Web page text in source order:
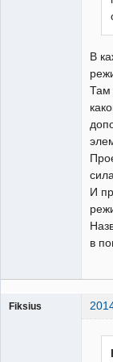
В
Там
И
в
Fiksius